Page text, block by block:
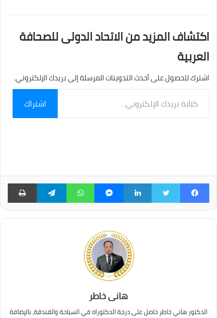
اكتشاف المزيد من الاتحاد الدولى للصحافة
العربية
اشترك للحصول على أحدث التدوينات المرسلة إلى بريدك الإلكتروني.
بريدك
الإلكتروني...
اشتراك
فيسبوك لينكدإن ماسنجر واتساب تيلقرام
هانى خاطر
الدكتور هاني خاطر حاصل على درجة الدكتوراه في السياحة والفندقة، بالإضافة